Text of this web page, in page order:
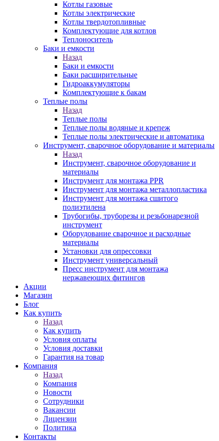
Котлы газовые
Котлы электрические
Котлы твердотопливные
Комплектующие для котлов
Теплоноситель
Баки и емкости
Назад
Баки и емкости
Баки расширительные
Гидроаккумуляторы
Комплектующие к бакам
Теплые полы
Назад
Теплые полы
Теплые полы водяные и крепеж
Теплые полы электрические и автоматика
Инструмент, сварочное оборудование и материалы
Назад
Инструмент, сварочное оборудование и
материалы
Инструмент для монтажа PPR
Инструмент для монтажа металлопластика
Инструмент для монтажа сшитого
полиэтилена
Трубогибы, труборезы и резьбонарезной
инструмент
Оборудование сварочное и расходные
материалы
Установки для опрессовки
Инструмент универсальный
Пресс инструмент для монтажа
нержавеющих фитингов
Акции
Магазин
Блог
Как купить
Назад
Как купить
Условия оплаты
Условия доставки
Гарантия на товар
Компания
Назад
Компания
Новости
Сотрудники
Вакансии
Лицензии
Политика
Контакты